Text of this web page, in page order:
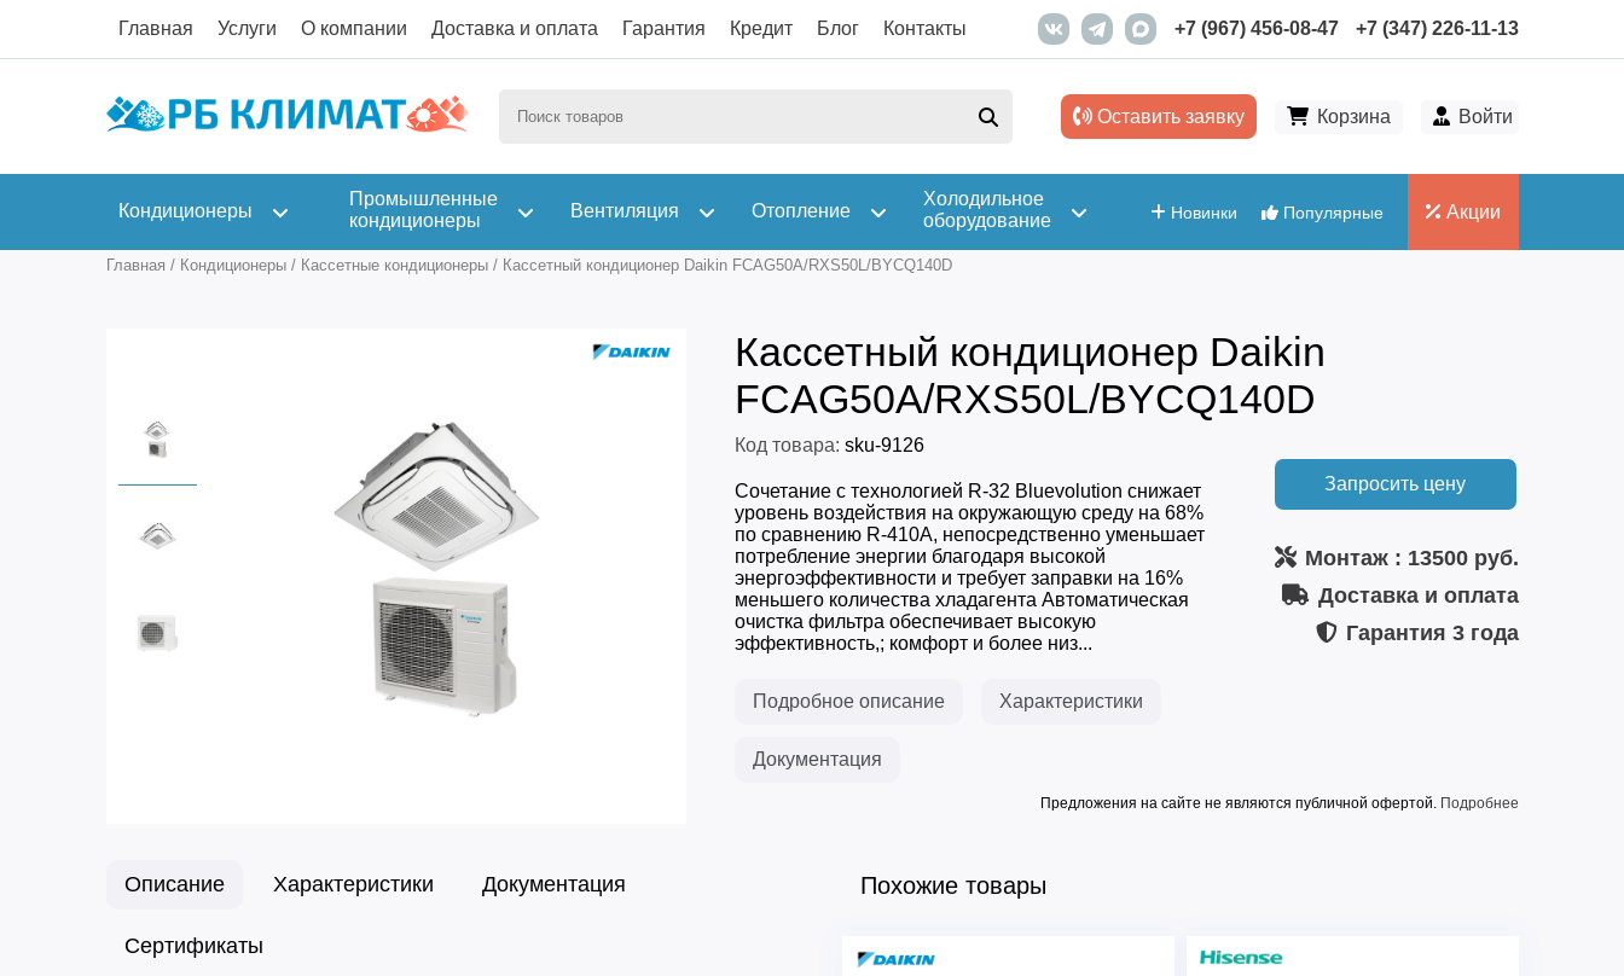
Главная Услуги О компании Доставка и оплата Гарантия Кредит Блог Контакты +7 (967) 456-08-47 +7 (347) 226-11-13
Оставить заявку Корзина Войти
Новинки Популярные Акции
Кондиционеры
Промышленные
кондиционеры
Вентиляция Отопление
Холодильное
оборудование
Главная / Кондиционеры / Кассетные кондиционеры / Кассетный кондиционер Daikin FCAG50A/RXS50L/BYCQ140D
Кассетный кондиционер Daikin
FCAG50A/RXS50L/BYCQ140D
Код товара: sku-9126
Сочетание с технологией R-32 Bluevolution снижает
уровень воздействия на окружающую среду на 68%
по сравнению R-410A, непосредственно уменьшает
потребление энергии благодаря высокой
энергоэффективности и требует заправки на 16%
меньшего количества хладагента Автоматическая
очистка фильтра обеспечивает высокую
эффективность,; комфорт и более низ...
Подробное описание Характеристики
Документация
Запросить цену
Монтаж: 13500 руб.
Доставка и оплата
Гарантия 3 года
Предложения на сайте не являются публичной офертой. Подробнее
Описание Характеристики Документация
Сертификаты
Похожие товары